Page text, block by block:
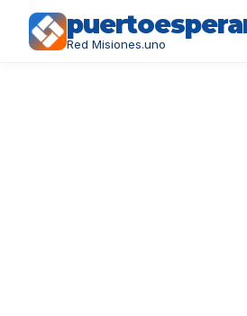
Red Misiones.uno